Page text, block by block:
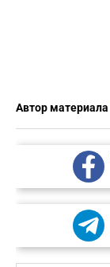
Автор материала